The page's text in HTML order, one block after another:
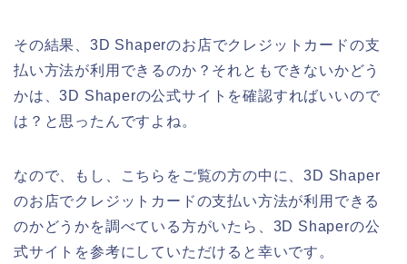
その結果、3D Shaperのお店でクレジットカードの支
払い方法が利用できるのか？それともできないかどう
かは、3D Shaperの公式サイトを確認すればいいので
は？と思ったんですよね。
なので、もし、こちらをご覧の方の中に、3D Shaper
のお店でクレジットカードの支払い方法が利用できる
のかどうかを調べている方がいたら、3D Shaperの公
式サイトを参考にしていただけると幸いです。